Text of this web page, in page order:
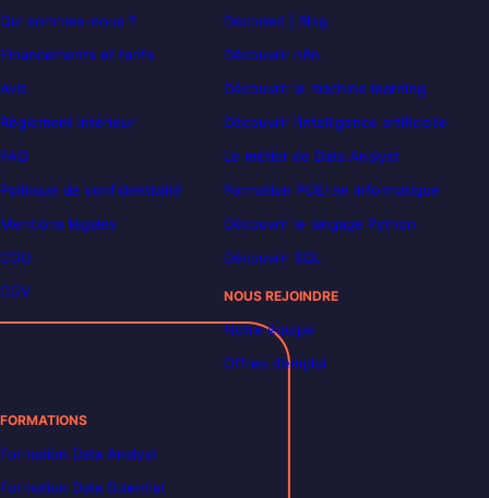
Qui sommes-nous ?
Financements et tarifs
Avis
Règlement intérieur
FAQ
Politique de confidentialité
Mentions légales
CGU
CGV
Decoded | Blog
Découvrir n8n
Découvrir le machine learning
Découvrir l’intelligence artificielle
Le métier de Data Analyst
Formation POEI en informatique
Découvrir le langage Python
Découvrir SQL
NOUS REJOINDRE
Notre équipe
Offres d’emploi
FORMATIONS
Formation Data Analyst
Formation Data Scientist